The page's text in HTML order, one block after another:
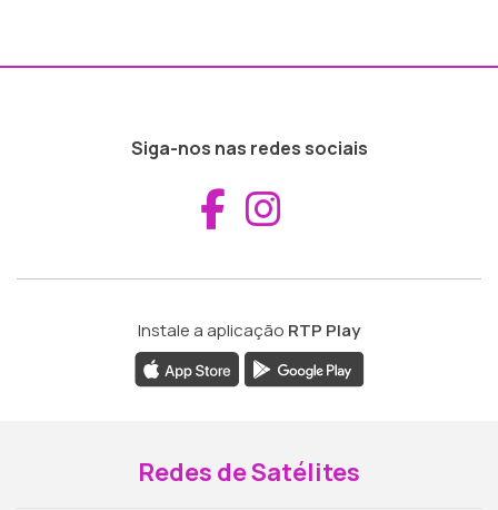
Siga-nos nas redes sociais
Aceder ao
Instale a aplicação RTP Play
Redes de Satélites